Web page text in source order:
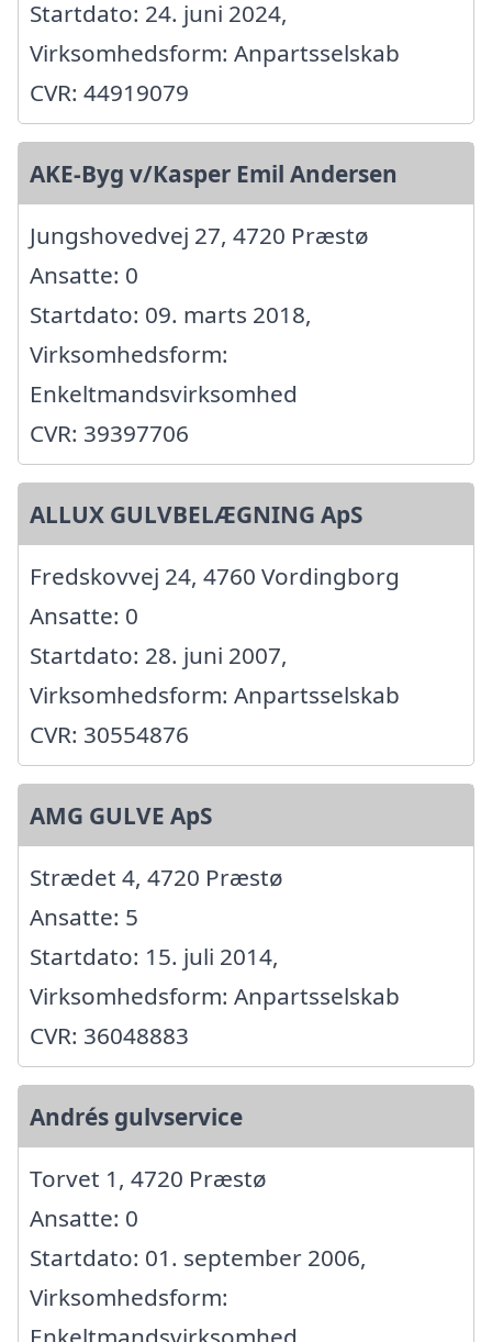
Startdato: 24. juni 2024,
Virksomhedsform: Anpartsselskab
CVR: 44919079
AKE-Byg v/Kasper Emil Andersen
Jungshovedvej 27, 4720 Præstø
Ansatte: 0
Startdato: 09. marts 2018,
Virksomhedsform:
Enkeltmandsvirksomhed
CVR: 39397706
ALLUX GULVBELÆGNING ApS
Fredskovvej 24, 4760 Vordingborg
Ansatte: 0
Startdato: 28. juni 2007,
Virksomhedsform: Anpartsselskab
CVR: 30554876
AMG GULVE ApS
Strædet 4, 4720 Præstø
Ansatte: 5
Startdato: 15. juli 2014,
Virksomhedsform: Anpartsselskab
CVR: 36048883
Andrés gulvservice
Torvet 1, 4720 Præstø
Ansatte: 0
Startdato: 01. september 2006,
Virksomhedsform: